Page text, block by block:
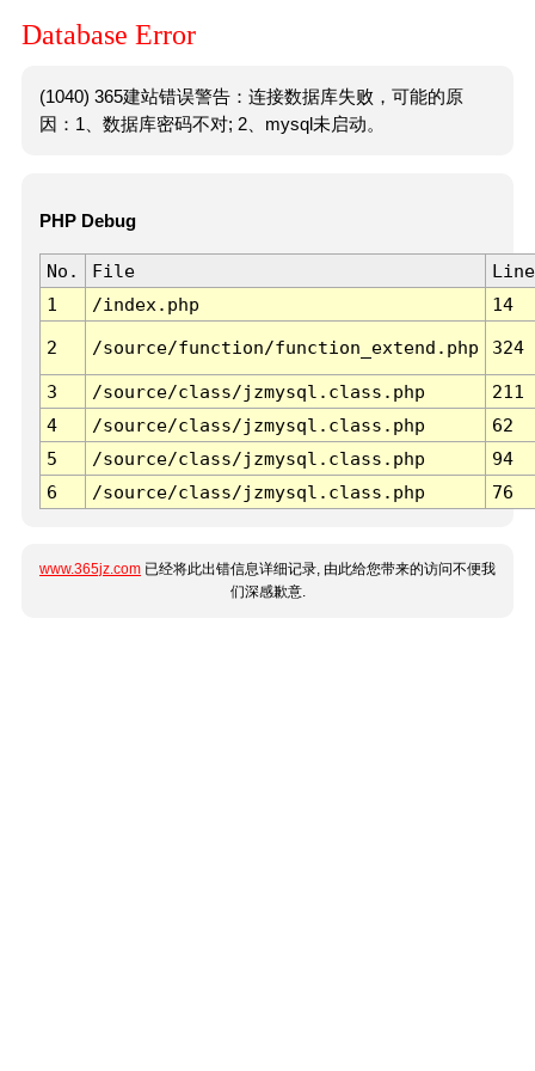
Database Error
(1040) 365建站错误警告：连接数据库失败，可能的原
因：1、数据库密码不对; 2、mysql未启动。
PHP Debug
No. File
Line
1
/index.php 14
2 /source/function/function_extend.php 324
3 /source/class/jzmysql.class.php
211
4
/source/class/jzmysql.class.php
62
5
/source/class/jzmysql.class.php
94
6
/source/class/jzmysql.class.php 76
www.365jz.com 已经将此出错信息详细记录, 由此给您带来的访问不便我
们深感歉意.